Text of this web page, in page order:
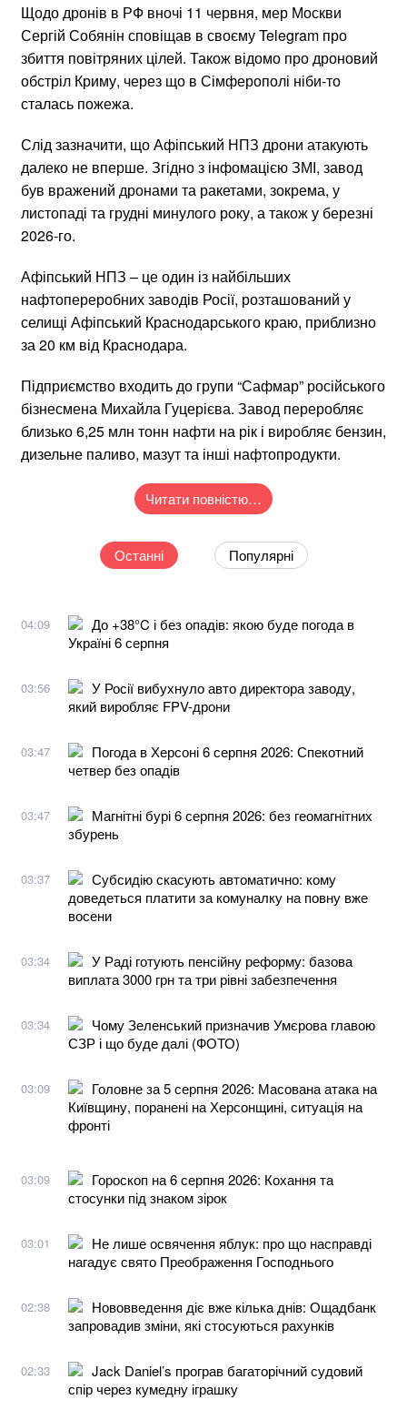
Щодо дронів в РФ вночі 11 червня, мер Москви
Сергій Собянін сповіщав в своєму Telegram про
збиття повітряних цілей. Також відомо про дроновий
обстріл Криму, через що в Сімферополі ніби-то
сталась пожежа.
Слід зазначити, що Афіпський НПЗ дрони атакують
далеко не вперше. Згідно з інфомацією ЗМІ, завод
був вражений дронами та ракетами, зокрема, у
листопаді та грудні минулого року, а також у березні
2026-го.
Афіпський НПЗ – це один із найбільших
нафтопереробних заводів Росії, розташований у
селищі Афіпський Краснодарського краю, приблизно
за 20 км від Краснодара.
Підприємство входить до групи “Сафмар” російського
бізнесмена Михайла Гуцерієва. Завод переробляє
близько 6,25 млн тонн нафти на рік і виробляє бензин,
дизельне паливо, мазут та інші нафтопродукти.
Читати повністю…
Останні Популярні
04:09
До +38°C і без опадів: якою буде погода в
Україні 6 серпня
03:56
У Росії вибухнуло авто директора заводу,
який виробляє FPV-дрони
03:47
Погода в Херсоні 6 серпня 2026: Спекотний
четвер без опадів
03:47
Магнітні бурі 6 серпня 2026: без геомагнітних
збурень
03:37
Субсидію скасують автоматично: кому
доведеться платити за комуналку на повну вже
восени
03:34
У Раді готують пенсійну реформу: базова
виплата 3000 грн та три рівні забезпечення
03:34
Чому Зеленський призначив Умєрова главою
СЗР і що буде далі (ФОТО)
03:09
Головне за 5 серпня 2026: Масована атака на
Київщину, поранені на Херсонщині, ситуація на
фронті
03:09
Гороскоп на 6 серпня 2026: Кохання та
стосунки під знаком зірок
03:01
Не лише освячення яблук: про що насправді
нагадує свято Преображення Господнього
02:38
Нововведення діє вже кілька днів: Ощадбанк
запровадив зміни, які стосуються рахунків
02:33
Jack Daniel’s програв багаторічний судовий
спір через кумедну іграшку